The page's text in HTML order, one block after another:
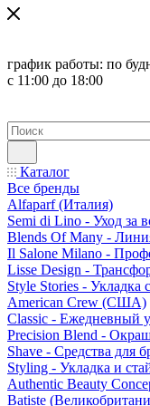
график работы: по
с 11:00 до 18:00
Каталог
Все бренды
Alfaparf (Италия)
Semi di Lino - Уход за
Blends Of Many -
Il Salone Milano -
Lisse Design -
Style Stories - Укладка
American Crew (США)
Classic - Ежедневный
Precision Blend -
Shave - Средства для
Styling - Укладка и
Authentic Beauty
Batiste